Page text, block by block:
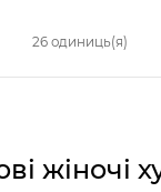
26 одиниць(я)
жіночі